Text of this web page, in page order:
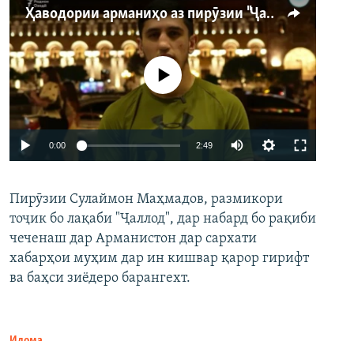
Ҳаводории арманиҳо аз пирӯзии "Ҷаллод"-и тоҷик
Auto 240p 360p 480p
720p 1080p
Феълан кор намекунад
0:00 2:49
360p
480p
Пирӯзии Сулаймон Маҳмадов, размикори
тоҷик бо лақаби "Ҷаллод", дар набард бо рақиби
чеченаш дар Арманистон дар сархати
хабарҳои муҳим дар ин кишвар қарор гирифт
ва баҳси зиёдеро барангехт.